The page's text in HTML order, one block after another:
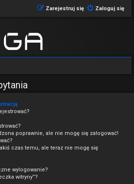
Zaloguj się
Zarejestruj się
poprawnie, ale nie mogę się zalogować!
czas temu, ale teraz nie mogę się
wylogowanie?
witryny”?